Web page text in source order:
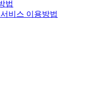
법
비스 이용방법